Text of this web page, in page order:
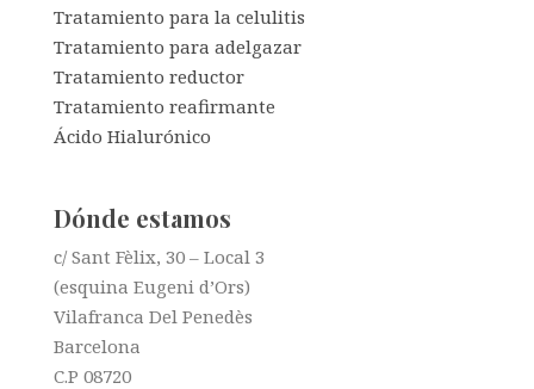
Tratamiento para la celulitis
Tratamiento para adelgazar
Tratamiento reductor
Tratamiento reafirmante
Ácido Hialurónico
Dónde estamos
c/ Sant Fèlix, 30 – Local 3
(esquina Eugeni d’Ors)
Vilafranca Del Penedès
Barcelona
C.P 08720